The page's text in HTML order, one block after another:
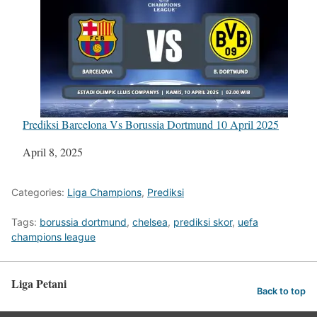
Prediksi Barcelona Vs Borussia Dortmund 10 April 2025
Tanggal
April 8, 2025
Categories: Liga Champions, Prediksi
Tags: borussia dortmund, chelsea, prediksi skor, uefa
champions league
Liga Petani Back to top